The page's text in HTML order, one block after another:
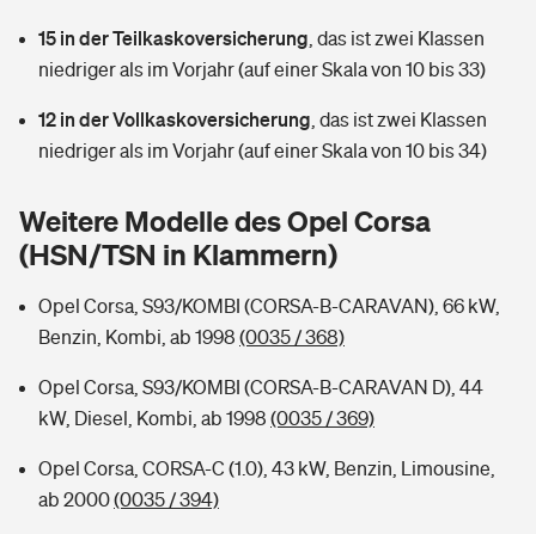
Sie haben Fragen?
Restkreditversicherung
Hochwasser-Check: Wie gefährdet ist Ihr Haus?
Wer versichert was: Jetzt Versicherer finden
Sie haben Fragen?
Hundehalter-Haftpflicht
Private Cyberversicherung
Musikinstrumentenversicherung
Zur Übersicht
Tools
Tools
Wer versichert was: Jetzt Versicherer finden
Sie haben Fragen?
Rentenrechner: Wie viel Geld bekomme ich im Alter?
15 in der Teilkaskoversicherung das ist zwei Klassen
niedriger als im Vorjahr (auf einer Skala von 10 bis 33)
12 in der Vollkaskoversicherung das ist zwei Klassen
niedriger als im Vorjahr (auf einer Skala von 10 bis 34)
Weitere Modelle des Opel Corsa
(HSN/TSN in Klammern)
Opel Corsa, S93/KOMBI (CORSA-B-CARAVAN), 66 kW,
Benzin, Kombi, ab 1998 (0035 / 368)
Opel Corsa, S93/KOMBI (CORSA-B-CARAVAN D), 44
kW, Diesel, Kombi, ab 1998 (0035 / 369)
Opel Corsa, CORSA-C (1.0), 43 kW, Benzin, Limousine,
ab 2000(0035 / 394)